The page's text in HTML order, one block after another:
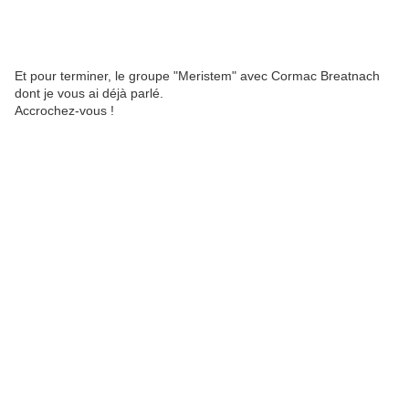
Et pour terminer, le groupe "Meristem" avec Cormac Breatnach
dont je vous ai déjà parlé.
Accrochez-vous !